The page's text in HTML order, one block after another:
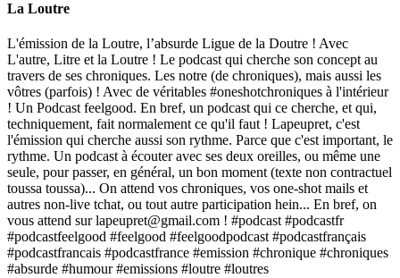
La Loutre
L'émission de la Loutre, l’absurde Ligue de la Doutre ! Avec
L'autre, Litre et la Loutre ! Le podcast qui cherche son concept au
travers de ses chroniques. Les notre (de chroniques), mais aussi les
vôtres (parfois) ! Avec de véritables #oneshotchroniques à l'intérieur
! Un Podcast feelgood. En bref, un podcast qui ce cherche, et qui,
techniquement, fait normalement ce qu'il faut ! Lapeupret, c'est
l'émission qui cherche aussi son rythme. Parce que c'est important, le
rythme. Un podcast à écouter avec ses deux oreilles, ou même une
seule, pour passer, en général, un bon moment (texte non contractuel
toussa toussa)... On attend vos chroniques, vos one-shot mails et
autres non-live tchat, ou tout autre participation hein... En bref, on
vous attend sur lapeupret@gmail.com ! #podcast #podcastfr
#podcastfeelgood #feelgood #feelgoodpodcast #podcastfrançais
#podcastfrancais #podcastfrance #emission #chronique #chroniques
#absurde #humour #emissions #loutre #loutres